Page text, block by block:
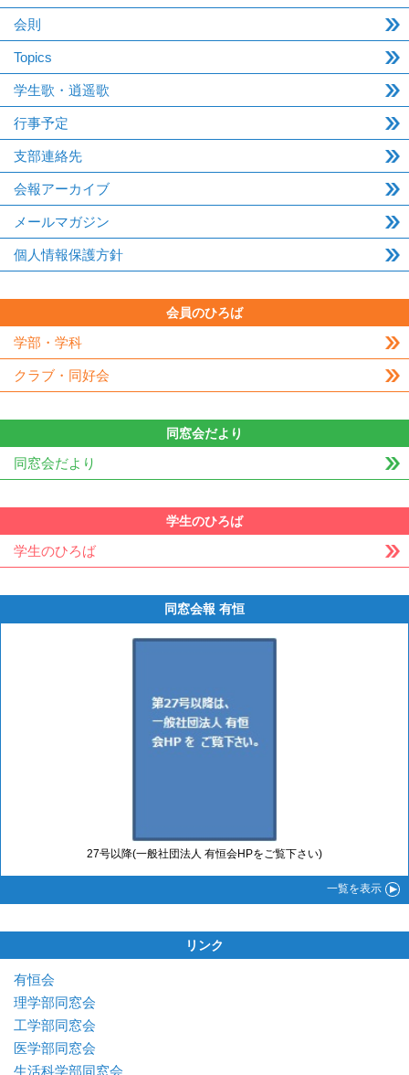
会則
Topics
学生歌・逍遥歌
行事予定
支部連絡先
会報アーカイブ
メールマガジン
個人情報保護方針
会員のひろば
学部・学科
クラブ・同好会
同窓会だより
同窓会だより
学生のひろば
学生のひろば
同窓会報 有恒
27号以降(一般社団法人 有恒会HPをご覧下さい)
一覧を表示
リンク
有恒会
理学部同窓会
工学部同窓会
医学部同窓会
生活科学部同窓会